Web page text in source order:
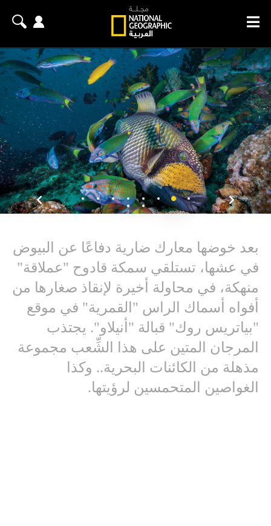
بعد خوضها معارك ضارية دفاعًا عن البيوض
في عشها، تستلقي سمكة قادوح "عملاقة"
منهكة، في محاولة أخيرة لإنقاذ صغارها من
أفواه أسماك الراس "القمرية" في موقع
"بياتريس روك" قبالة "أنيلاو". يجتذب
المرجان المتين على هذا الشِّعب مجموعة
مذهلة من الكائنات البحرية.. وكذا
الغواصين المتحمسين لرؤيتها.